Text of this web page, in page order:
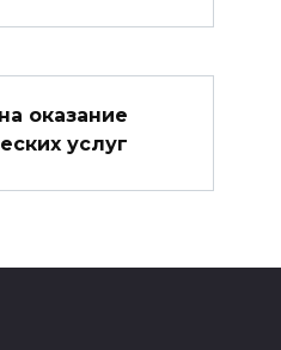
оказание
услуг